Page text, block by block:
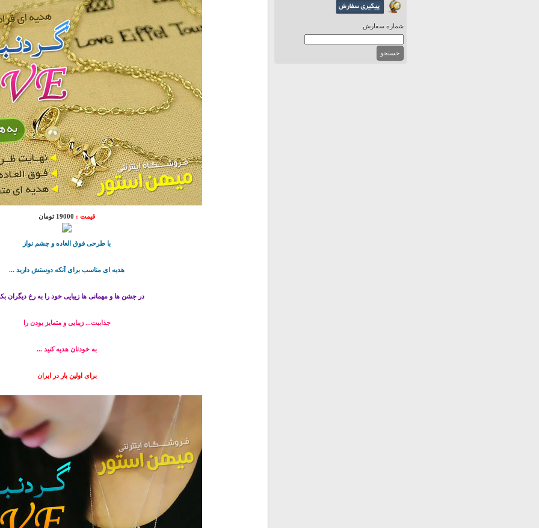
شماره سفارش
قیمت : 19000 تومان
با طرحی فوق العاده و چشم نواز
هدیه ای مناسب برای آنکه دوستش دارید ...
در جشن ها و مهمانی ها زیبایی خود را به رخ دیگران
جذابیت... زیبایی و متمایز بودن را
به خودتان هدیه کنید ...
برای اولین بار در ایران